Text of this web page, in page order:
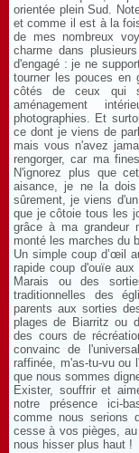
orientée plein Sud.
et comme il est à la
de mes nombreux
charme dans
d'engagé : je ne
tourner les pouces en
côtés de ceux qui
aménagement
photographies. Et
ce dont je viens de
mais vous n'avez
rengorger, car ma
N'ignorez plus que
aisance, je ne la
sûrement, je viens
que je côtoie tous les
grâce à ma grandeur
monté les marches du
Un simple coup d’œil
rapide coup d'ouïe
Marais ou des
traditionnelles des
parents aux sorties
plages de Biarritz ou
des cours de
convainc de
raffinée, m'as-tu-vu ou
que nous sommes
Exister, souffrir et
notre présence ici-
comme nous serions
cesse à vos pièges,
nous hisser plus haut !